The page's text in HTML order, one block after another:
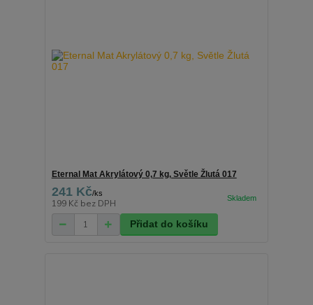
Eternal Mat Akrylátový 0,7 kg, Světle Žlutá 017
241 Kč/ks
199 Kč bez DPH
Přidat do košíku